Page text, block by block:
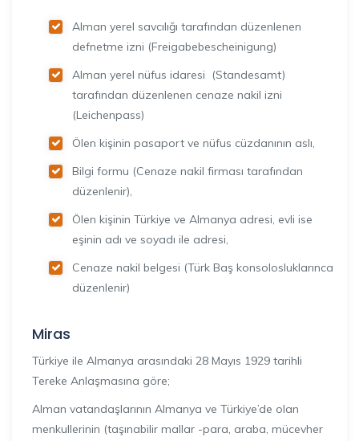
Alman yerel savcılığı tarafından düzenlenen
defnetme izni (Freigabebescheinigung)
Alman yerel nüfus idaresi (Standesamt)
tarafından düzenlenen cenaze nakil izni
(Leichenpass)
Ölen kişinin pasaport ve nüfus cüzdanının aslı,
Bilgi formu (Cenaze nakil firması tarafından
düzenlenir),
Ölen kişinin Türkiye ve Almanya adresi, evli ise
eşinin adı ve soyadı ile adresi,
Cenaze nakil belgesi (Türk Baş konsolosluklarınca
düzenlenir)
Miras
Türkiye ile Almanya arasındaki 28 Mayıs 1929 tarihli
Tereke Anlaşmasına göre;
Alman vatandaşlarının Almanya ve Türkiye’de olan
menkullerinin (taşınabilir mallar -para, araba, mücevher